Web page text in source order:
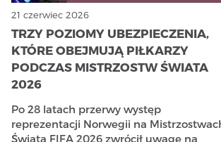
21 czerwiec 2026
TRZY POZIOMY UBEZPIECZENIA,
KTÓRE OBEJMUJĄ PIŁKARZY
PODCZAS MISTRZOSTW ŚWIATA
2026
Po 28 latach przerwy występ
reprezentacji Norwegii na
Świata FIFA 2026 zwrócił uwagę na